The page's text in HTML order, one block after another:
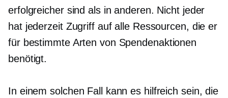
erfolgreicher sind als in anderen. Nicht jeder
hat jederzeit Zugriff auf alle Ressourcen, die er
für bestimmte Arten von Spendenaktionen
benötigt.
In einem solchen Fall kann es hilfreich sein, die